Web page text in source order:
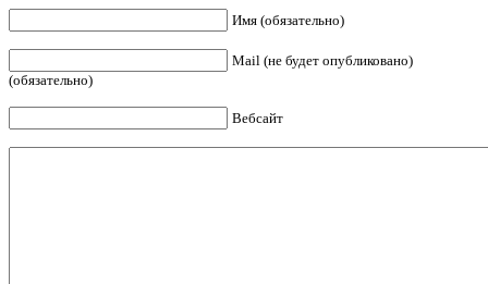
Имя (обязательно)
Mail (не будет опубликовано)
(обязательно)
Вебсайт